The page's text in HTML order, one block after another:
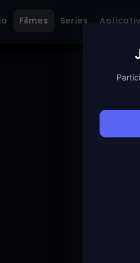
Filmes Series